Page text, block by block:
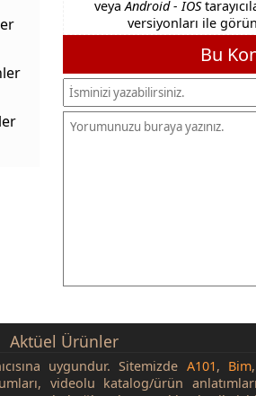
veyaAndroid - IOS
versiyonları ile
Bu
Aktüel Ürünler
uygundur. Sitemizde A101, Bim,
videolu katalog/ürün